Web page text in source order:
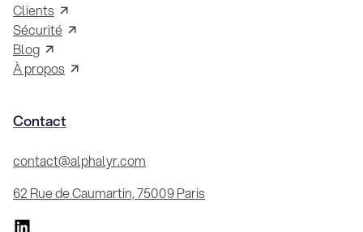
Clients
Sécurité
Blog
À propos
Contact
contact@alphalyr.com
62 Rue de Caumartin, 75009 Paris